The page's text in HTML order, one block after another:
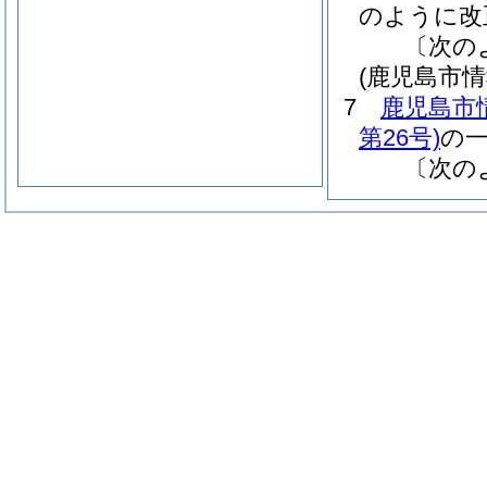
のように
〔次
(鹿児島市
7
鹿児島市
第26号)の
〔次